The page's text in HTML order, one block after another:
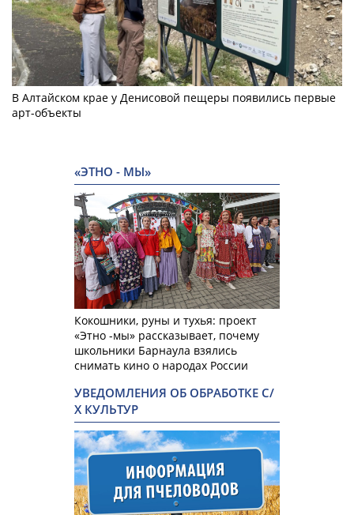
В Алтайском крае у Денисовой пещеры появились первые
арт-объекты
«ЭТНО - МЫ»
Кокошники, руны и тухья: проект
«Этно -мы» рассказывает, почему
школьники Барнаула взялись
снимать кино о народах России
УВЕДОМЛЕНИЯ ОБ ОБРАБОТКЕ С/
Х КУЛЬТУР